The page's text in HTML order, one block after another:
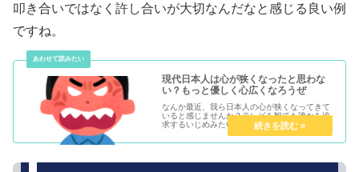
叩き合いではなく許し合いが大切なんだなと感じる良い例
ですね。
現代日本人は心が狭くなったと思わな
い？もっと優しく心広くなろうぜ
なんか最近、我ら日本人の心が狭くなってきて
いると感じませんか？テレビを観ても誰かを追
求するいじめみたいな番組、ネットを見ても誰
かへの誹謗中傷。あれもダメこれもダメといっ
た空気が日本中に充満しているように感じま